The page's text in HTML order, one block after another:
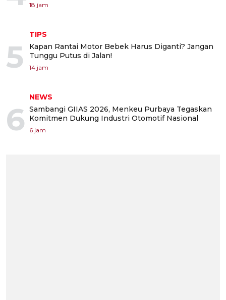
18 jam
5
TIPS
Kapan Rantai Motor Bebek Harus Diganti? Jangan
Tunggu Putus di Jalan!
14 jam
6
NEWS
Sambangi GIIAS 2026, Menkeu Purbaya Tegaskan
Komitmen Dukung Industri Otomotif Nasional
6 jam